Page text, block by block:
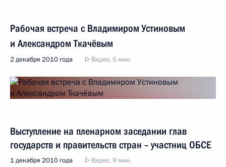
Рабочая встреча с Владимиром Устиновым
и Александром Ткачёвым
2 декабря 2010 года Видео, 5 мин.
Выступление на пленарном заседании глав
государств и правительств стран – участниц ОБСЕ
1 декабря 2010 года Видео, 9 мин.